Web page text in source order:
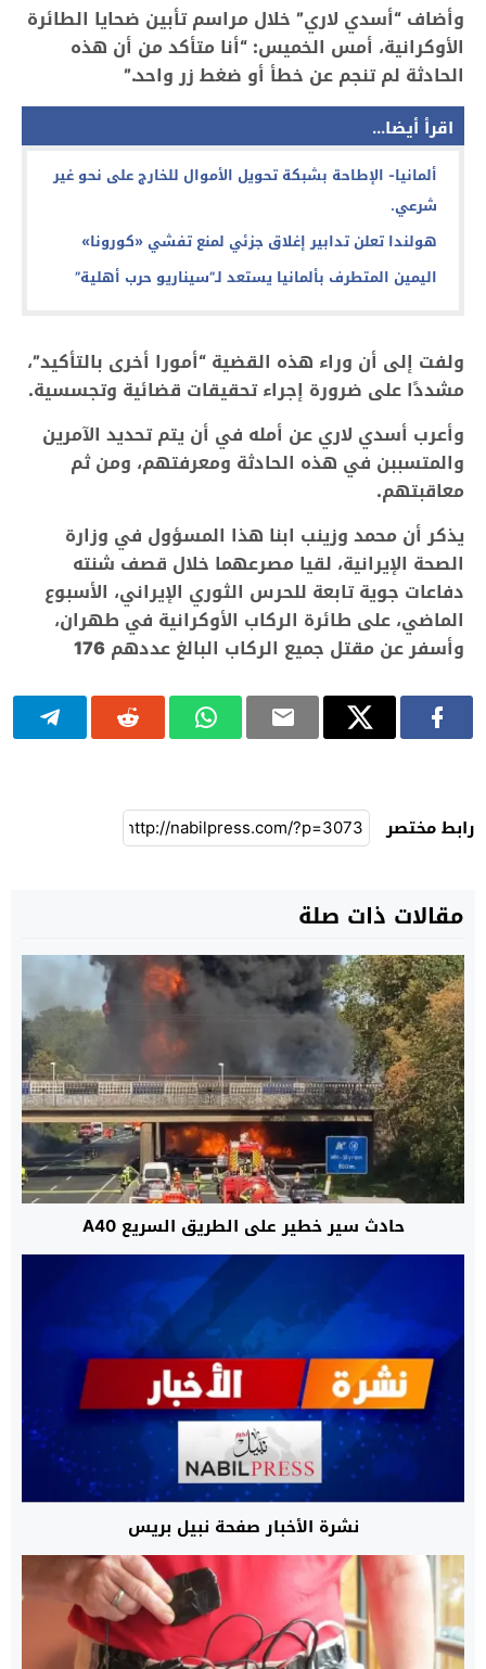
وأضاف “أسدي لاري” خلال مراسم تأبين ضحايا الطائرة
الأوكرانية، أمس الخميس: “أنا متأكد من أن هذه
الحادثة لم ‏تنجم عن خطأ أو ضغط زر واحد‎”.‎
اقرأ أيضا...
ألمانيا- الإطاحة بشبكة تحويل الأموال للخارج على نحو غير
شرعي.
هولندا تعلن تدابير إغلاق جزئي لمنع تفشي «كورونا»
اليمين المتطرف بألمانيا يستعد لـ”سيناريو حرب أهلية”
ولفت إلى أن وراء هذه القضية “أمورا أخرى بالتأكيد”،
مشددًا على ضرورة إجراء تحقيقات قضائية وتجسسية.‏
وأعرب أسدي لاري عن أمله في أن يتم تحديد الآمرين
والمتسببن في هذه الحادثة ومعرفتهم، ومن ثم
معاقبتهم‎.‎
يذكر أن محمد وزينب ابنا هذا المسؤول في وزارة
الصحة الإيرانية، لقيا مصرعهما خلال قصف شنته
دفاعات جوية تابعة ‏للحرس الثوري الإيراني، الأسبوع
الماضي، على طائرة الركاب الأوكرانية في طهران،
وأسفر عن مقتل جميع الركاب ‏البالغ عددهم 176‏
رابط مختصر
مقالات ذات صلة
حادث سير خطير على الطريق السريع A40
نشرة الأخبار صفحة نبيل بريس